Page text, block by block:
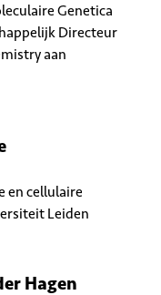
Genetica
Directeur
aan
en cellulaire
Leiden
Hagen